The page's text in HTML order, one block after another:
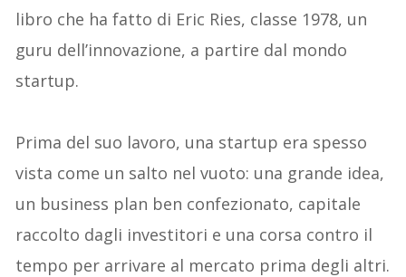
libro che ha fatto di Eric Ries, classe 1978, un
guru dell’innovazione, a partire dal mondo
startup.
Prima del suo lavoro, una startup era spesso
vista come un salto nel vuoto: una grande idea,
un business plan ben confezionato, capitale
raccolto dagli investitori e una corsa contro il
tempo per arrivare al mercato prima degli altri.